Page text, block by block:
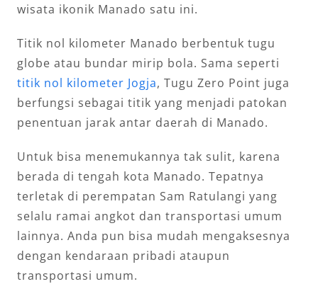
wisata ikonik Manado satu ini.
Titik nol kilometer Manado berbentuk tugu
globe atau bundar mirip bola. Sama seperti
titik nol kilometer Jogja, Tugu Zero Point juga
berfungsi sebagai titik yang menjadi patokan
penentuan jarak antar daerah di Manado.
Untuk bisa menemukannya tak sulit, karena
berada di tengah kota Manado. Tepatnya
terletak di perempatan Sam Ratulangi yang
selalu ramai angkot dan transportasi umum
lainnya. Anda pun bisa mudah mengaksesnya
dengan kendaraan pribadi ataupun
transportasi umum.